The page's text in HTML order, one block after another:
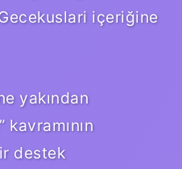
içeriğine
yakından
kavramının
destek